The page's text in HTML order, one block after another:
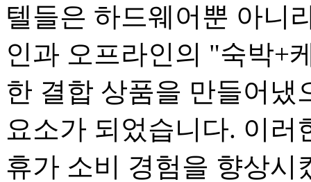
텔들은 하드웨어뿐 아니
인과 오프라인의 "숙박+
한 결합 상품을 만들어냈
요소가 되었습니다. 이
휴가 소비 경험을 향상시